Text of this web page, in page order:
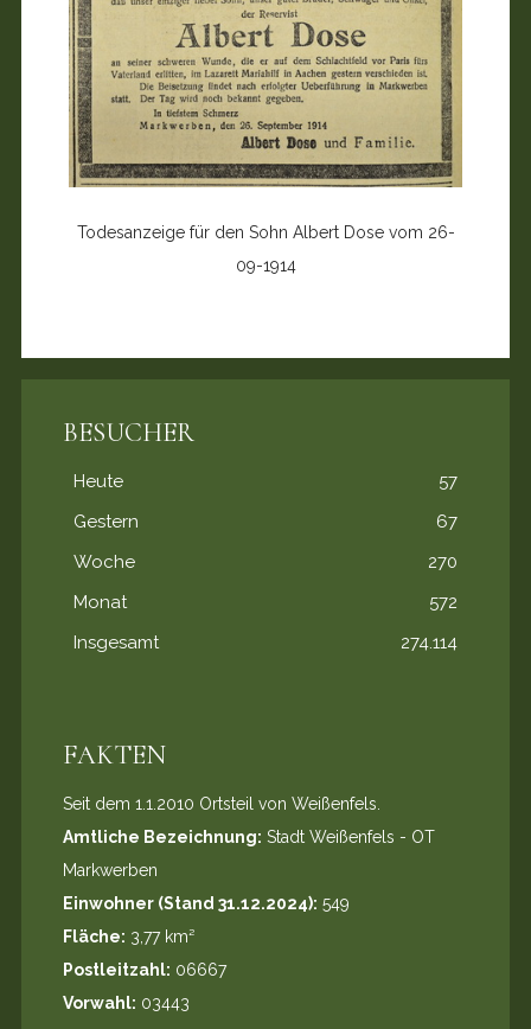
Todesanzeige für den Sohn Albert Dose vom 26-
09-1914
BESUCHER
Heute
57
Gestern
67
Woche
270
Monat
572
Insgesamt
274.114
FAKTEN
Seit dem 1.1.2010 Ortsteil von Weißenfels.
Amtliche Bezeichnung: Stadt Weißenfels - OT
Markwerben
Einwohner (Stand 31.12.2024): 549
Fläche: 3,77 km²
Postleitzahl: 06667
Vorwahl: 03443